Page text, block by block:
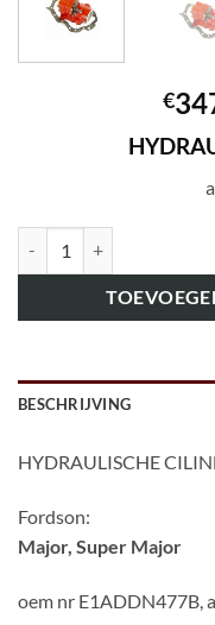
€
BESCHRIJVING
HYDRAULISCHE
Fordson:
Major, Super Major
oem nr E1ADDN477B,